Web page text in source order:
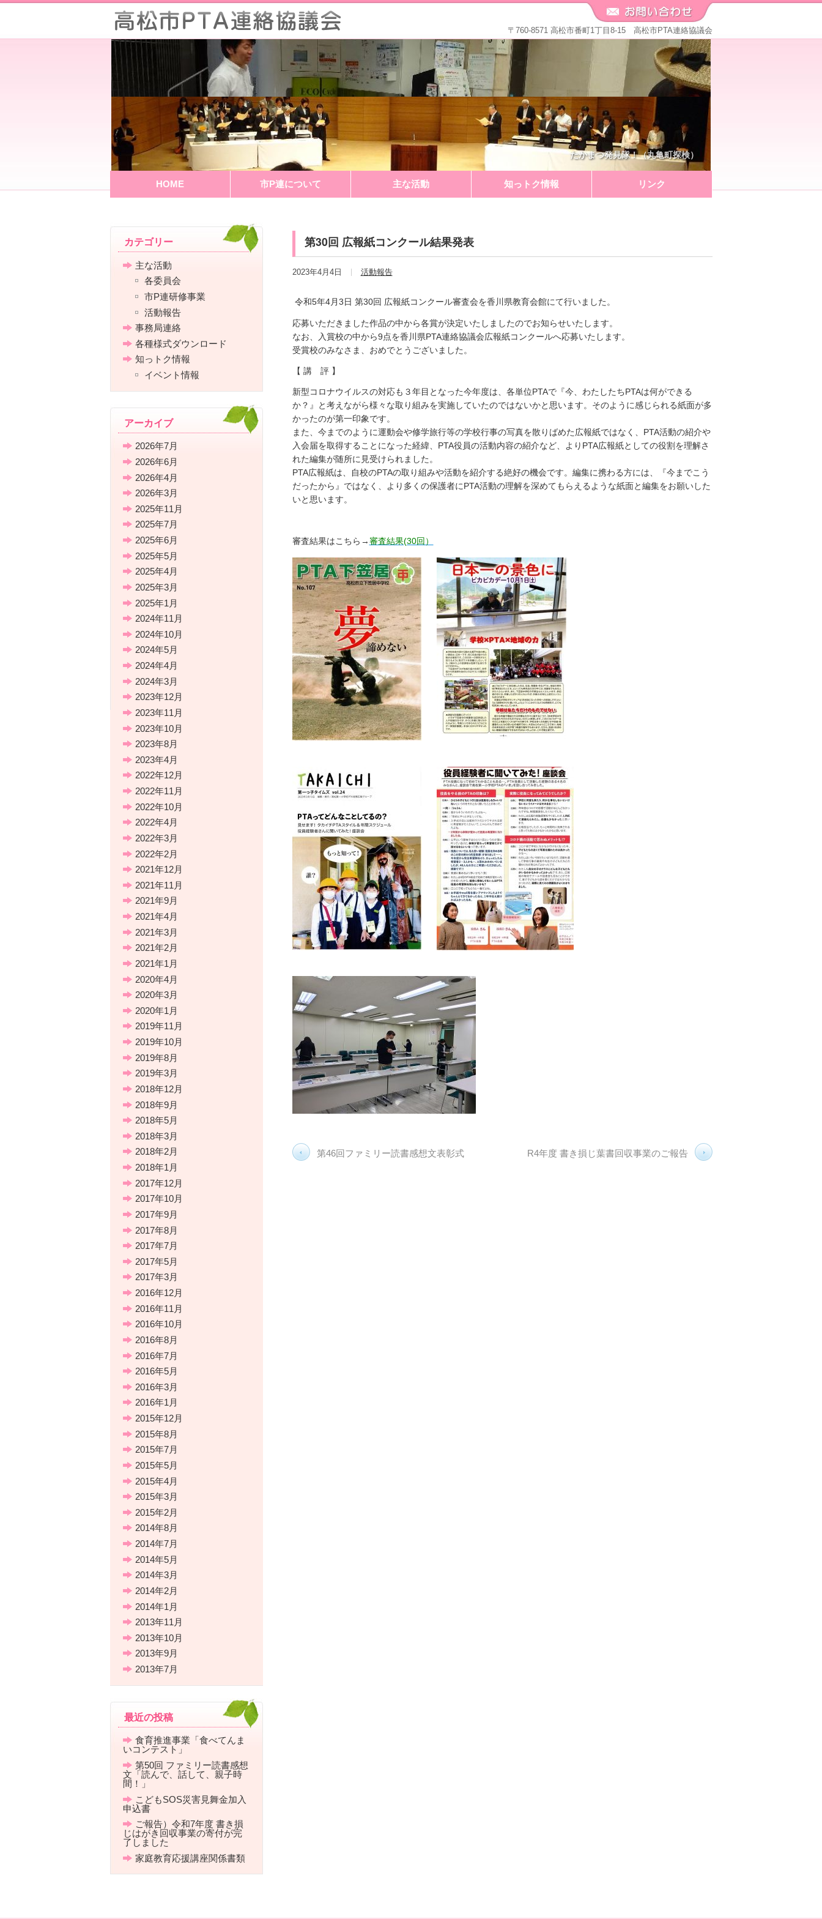
〒760-8571 高松市番町1丁目8-15 高松市PTA連絡協議会
たかまつ発見隊！（丸亀町探検）
HOME 市P連について 主な活動 知っトク情報 リンク
第30回 広報紙コンクール結果発表
2023年4月4日 活動報告
令和5年4月3日 第30回 広報紙コンクール審査会を香川県教育会館にて行いました。
応募いただきました作品の中から各賞が決定いたしましたのでお知らせいたします。
なお、入賞校の中から9点を香川県PTA連絡協議会広報紙コンクールへ応募いたします。
受賞校のみなさま、おめでとうございました。
【 講 評 】
新型コロナウイルスの対応も３年目となった今年度は、各単位PTAで『今、わたしたちPTAは何ができる
か？』と考えながら様々な取り組みを実施していたのではないかと思います。そのように感じられる紙面が多
かったのが第一印象です。
また、今までのように運動会や修学旅行等の学校行事の写真を散りばめた広報紙ではなく、PTA活動の紹介や
入会届を取得することになった経緯、PTA役員の活動内容の紹介など、よりPTA広報紙としての役割を理解さ
れた編集が随所に見受けられました。
PTA広報紙は、自校のPTAの取り組みや活動を紹介する絶好の機会です。編集に携わる方には、『今までこう
だったから』ではなく、より多くの保護者にPTA活動の理解を深めてもらえるような紙面と編集をお願いした
いと思います。
審査結果はこちら→審査結果(30回）
第46回ファミリー読書感想文表彰式 R4年度 書き損じ葉書回収事業のご報告
カテゴリー
主な活動
各委員会
市P連研修事業
活動報告
事務局連絡
各種様式ダウンロード
知っトク情報
イベント情報
アーカイブ
2026年7月
2026年6月
2026年4月
2026年3月
2025年11月
2025年7月
2025年6月
2025年5月
2025年4月
2025年3月
2025年1月
2024年11月
2024年10月
2024年5月
2024年4月
2024年3月
2023年12月
2023年11月
2023年10月
2023年8月
2023年4月
2022年12月
2022年11月
2022年10月
2022年4月
2022年3月
2022年2月
2021年12月
2021年11月
2021年9月
2021年4月
2021年3月
2021年2月
2021年1月
2020年4月
2020年3月
2020年1月
2019年11月
2019年10月
2019年8月
2019年3月
2018年12月
2018年9月
2018年5月
2018年3月
2018年2月
2018年1月
2017年12月
2017年10月
2017年9月
2017年8月
2017年7月
2017年5月
2017年3月
2016年12月
2016年11月
2016年10月
2016年8月
2016年7月
2016年5月
2016年3月
2016年1月
2015年12月
2015年8月
2015年7月
2015年5月
2015年4月
2015年3月
2015年2月
2014年8月
2014年7月
2014年5月
2014年3月
2014年2月
2014年1月
2013年11月
2013年10月
2013年9月
2013年7月
最近の投稿
食育推進事業「食べてんま
いコンテスト」
第50回 ファミリー読書感想
文「読んで、話して、親子時
間！」
こどもSOS災害見舞金加入
申込書
ご報告）令和7年度 書き損
じはがき回収事業の寄付が完
了しました
家庭教育応援講座関係書類